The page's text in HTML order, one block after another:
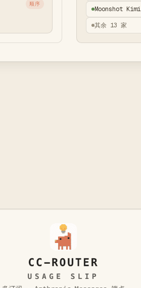
顺序
Moonshot Kimi
其余 13 家